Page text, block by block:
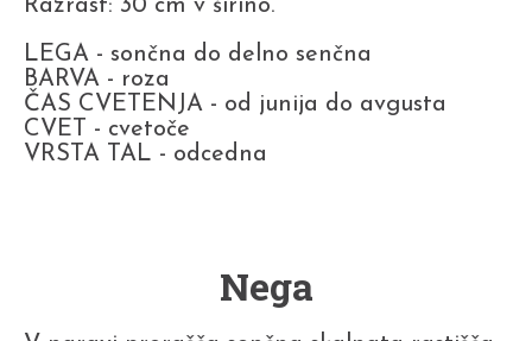
Razrast: 30 cm v širino.
LEGA - sončna do delno senčna
BARVA - roza
ČAS CVETENJA - od junija do avgusta
CVET - cvetoče
VRSTA TAL - odcedna
Nega